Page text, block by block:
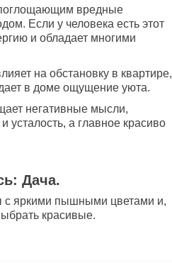
вредные
Если у человека есть этот
и обладает многими
на обстановку в квартире,
в доме ощущение уюта.
негативные мысли,
усталость, а главное красиво
Дача.
с яркими пышными цветами и,
красивые.